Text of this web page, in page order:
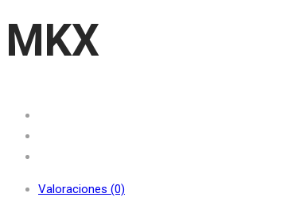
MKX
Valoraciones (0)